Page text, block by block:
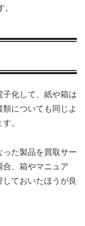
子化して、紙や箱は
についても同じよ
。
った製品を買取サー
合、箱やマニュア
ておいたほうが良